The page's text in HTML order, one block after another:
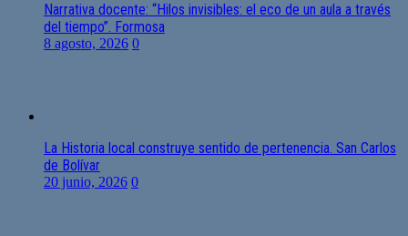
Narrativa docente: “Hilos invisibles: el eco de un aula a través
del tiempo”. Formosa
8 agosto, 2026 0
La Historia local construye sentido de pertenencia. San Carlos
de Bolívar
20 junio, 2026 0